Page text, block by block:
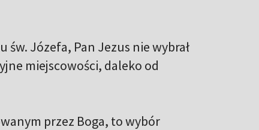
św. Józefa, Pan Jezus nie wybrał
miejscowości, daleko od
przez Boga, to wybór